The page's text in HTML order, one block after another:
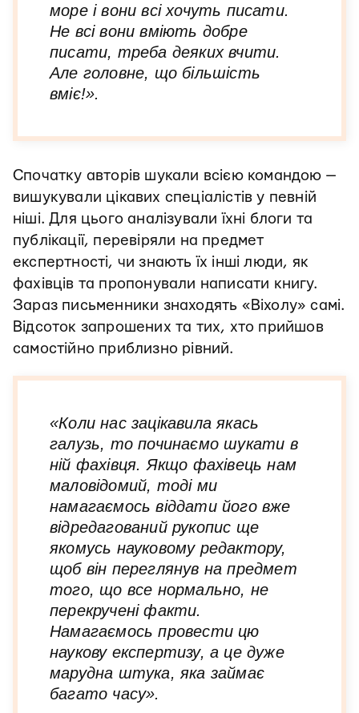
море і вони всі хочуть писати.
Не всі вони вміють добре
писати, треба деяких вчити.
Але головне, що більшість
вміє!».
Спочатку авторів шукали всією командою —
вишукували цікавих спеціалістів у певній
ніші. Для цього аналізували їхні блоги та
публікації, перевіряли на предмет
експертності, чи знають їх інші люди, як
фахівців та пропонували написати книгу.
Зараз письменники знаходять «Віхолу» самі.
Відсоток запрошених та тих, хто прийшов
самостійно приблизно рівний.
«Коли нас зацікавила якась
галузь, то починаємо шукати в
ній фахівця. Якщо фахівець нам
маловідомий, тоді ми
намагаємось віддати його вже
відредагований рукопис ще
якомусь науковому редактору,
щоб він переглянув на предмет
того, що все нормально, не
перекручені факти.
Намагаємось провести цю
наукову експертизу, а це дуже
марудна штука, яка займає
багато часу».